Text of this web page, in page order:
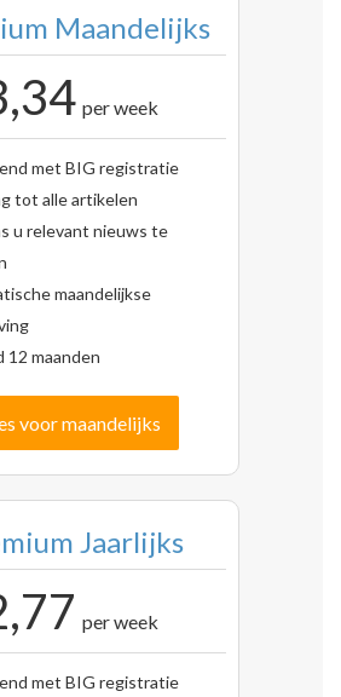
Maandelijks
per week
met BIG registratie
tot alle artikelen
u relevant nieuws te
maandelijkse
12 maanden
voor maandelijks
Jaarlijks
per week
met BIG registratie